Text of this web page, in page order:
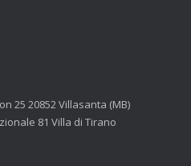
25 20852 Villasanta (MB)
81 Villa di Tirano